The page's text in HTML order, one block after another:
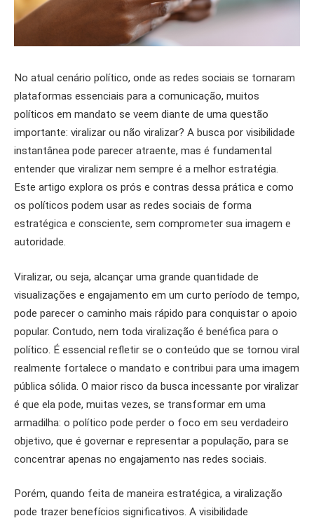
No atual cenário político, onde as redes sociais se tornaram
plataformas essenciais para a comunicação, muitos
políticos em mandato se veem diante de uma questão
importante: viralizar ou não viralizar? A busca por visibilidade
instantânea pode parecer atraente, mas é fundamental
entender que viralizar nem sempre é a melhor estratégia.
Este artigo explora os prós e contras dessa prática e como
os políticos podem usar as redes sociais de forma
estratégica e consciente, sem comprometer sua imagem e
autoridade.
Viralizar, ou seja, alcançar uma grande quantidade de
visualizações e engajamento em um curto período de tempo,
pode parecer o caminho mais rápido para conquistar o apoio
popular. Contudo, nem toda viralização é benéfica para o
político. É essencial refletir se o conteúdo que se tornou viral
realmente fortalece o mandato e contribui para uma imagem
pública sólida. O maior risco da busca incessante por viralizar
é que ela pode, muitas vezes, se transformar em uma
armadilha: o político pode perder o foco em seu verdadeiro
objetivo, que é governar e representar a população, para se
concentrar apenas no engajamento nas redes sociais.
Porém, quando feita de maneira estratégica, a viralização
pode trazer benefícios significativos. A visibilidade